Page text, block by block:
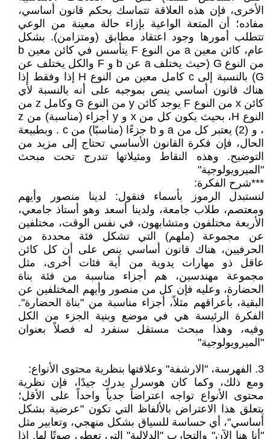
الأخرى، فإن هذه العلاقة تتماسك بحكم قانون أساسي،
مفاده؛ أن المتعة الواعية بإزاء حالة معينة من الوعي
تتطلب أمورها وجود اعتقاد مطابق (ومتزامن). بشكل
عام، كائن معين a من النوع F يتأسس في كائن معين b
من النوع G (حيث يختلف a عن b و F والكل يختلف عن
G) بالنسبة إلى c كامل معين من النوع H إذا وفقط إذا
هناك قانون أساسي ينص بموجبه على أنه بالنسبة لأي
كائن x من النوع F يوجد كائن y من النوع G وكامل z من
النوع H، بحيث يكون كل من x و y أجزاء (مناسبة) من z
، و (2) يعتبر كل من a و b جزءًا (مناسبًا) من c . وبطبيعة
الحال، فإن فكرة القانون الأساسي تحتاج إلى مزيد من
التوضيح. وهذه النقاط ومثيلاتها تندرج تحت مبحث
"الميرويولوجية"
***شرح الفكرة:
لنستبدل الرموز بأسماء فنقول: لدينا منصور وأيهم
ومعتصم، طلاب جامعة، ولدينا أسعد وهو أستاذ جامعي،
الأربعة مختلفون ومتشابهون، في نفس الوقت، مختلفين
عن مجموعة (ملهم) التي تشكل فئة محددة من
الحرفيين، هناك قانون أساسي ينص على أن كل كائن
عاقل ذو مهارات يدوية من أية فئات أخرى، مثل
مجموعة مهندسين، هم أجزاء مناسبة من فئة بناة
الحضارة، وعليه فإن كل من منصور وأيهم المختلفين عن
البقية، بأعراقهم مثلاً، أجزاء مناسبة من "بناة الحضارة".
الفكرة الرئيسة هي في موضع وبنية الجزء من الكل
وفيه، وهذا مبحث مستقل سنفرد له فصلاً بعنوان
"الميرويولوجية"
3. الفهرسة، "الارشفة" وعلاقتها بنظرية محتوى الأنواع:
ومع ذلك، وكما كان هوسرل يدرك جيدًا، فإن نظرية
محتوى الأنواع تواجه اعتراضاً جدياً واحداً على الأقل؛
يتعلق هذا الاعتراض بالألفاظ التي تكون "عرضية بشكل
أساسي"، أي حساسة للسياق بشكل منهجي، وتعابير مثل
"أنا هنا الآن" والتجارب "الدلالية" التي تعطي صوتًا لها. إذا